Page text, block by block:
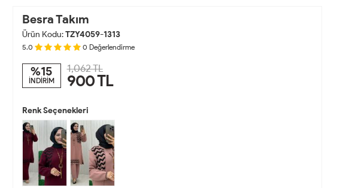
Besra Takım
Ürün Kodu:TZY4059-1313
5.0 0 Değerlendirme
%15
İNDİRİM
1,062 TL
900TL
Renk Seçenekleri